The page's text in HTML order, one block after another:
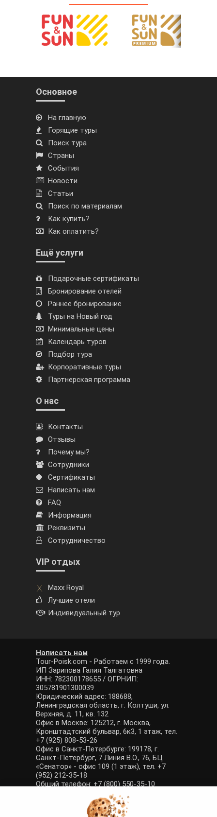
Основное
На главную
Горящие туры
Поиск тура
Страны
События
Новости
Статьи
Поиск по материалам
Как купить?
Как оплатить?
Ещё услуги
Подарочные сертификаты
Бронирование отелей
Раннее бронирование
Туры на Новый год
Минимальные цены
Календарь туров
Подбор тура
Корпоративные туры
Партнерская программа
О нас
Контакты
Отзывы
Почему мы?
Сотрудники
Сертификаты
Написать нам
FAQ
Информация
Реквизиты
Сотрудничество
VIP отдых
Maxx Royal
Лучшие отели
Индивидуальный тур
Написать нам
Tour-Poisk.com - Работаем с 1999 года.
ИП Зарипова Галия Талгатовна
ИНН: 782300178655 / ОГРНИП:
305781901300039
Юридический адрес: 188688,
Ленинградская область, г. Колтуши, ул.
Верхняя, д. 11, кв. 132
Офис в Москве: 125212, г. Москва,
Кронштадтский бульвар, 6к3, 1 этаж, тел.
+7 (925) 808-53-26
Офис в Санкт-Петербурге: 199178, г.
Санкт-Петербург, 7 Линия В.О., 76, БЦ
«Сенатор» - офис 109 (1 этаж), тел. +7
(952) 212-35-18
Общий телефон: +7 (800) 550-35-10
E-mail: manager@tour-poisk.com (общие
вопросы), admin@tour-poisk.com (жалобы)
Номер в Общероссийском реестре